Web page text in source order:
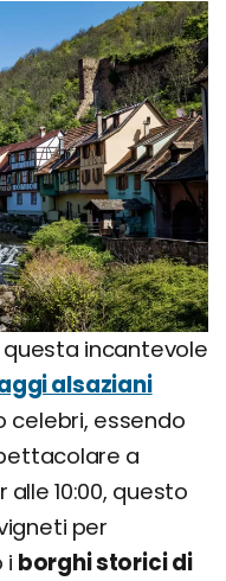
incantevole
alsaziani
celebri, essendo
a
10:00, questo
per
i borghi storici di